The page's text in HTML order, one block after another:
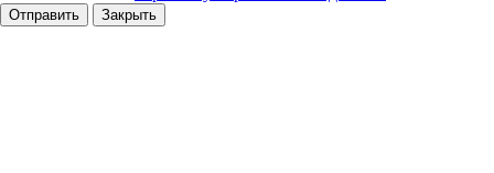
Отправить Закрыть